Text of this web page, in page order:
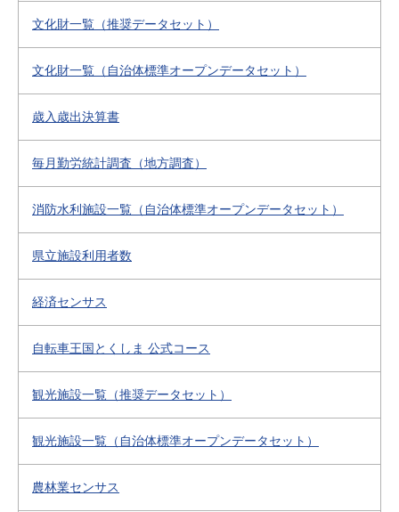
文化財一覧（推奨データセット）
文化財一覧（自治体標準オープンデータセット）
歳入歳出決算書
毎月勤労統計調査（地方調査）
消防水利施設一覧（自治体標準オープンデータセット）
県立施設利用者数
経済センサス
自転車王国とくしま 公式コース
観光施設一覧（推奨データセット）
観光施設一覧（自治体標準オープンデータセット）
農林業センサス